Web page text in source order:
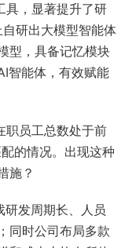
具，显著提升了研
研出大模型智能体
型，具备记忆模块
智能体，有效赋能
职员工总数处于前
的情况。出现这种
施？
研发周期长、人员
同时公司布局多款